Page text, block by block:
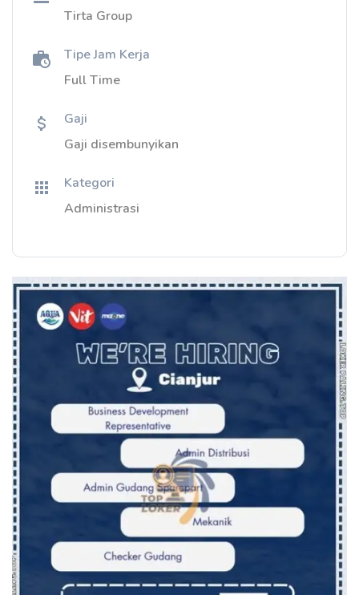
Tirta Group
Tipe Jam Kerja
Full Time
Gaji
Gaji disembunyikan
Kategori
Administrasi